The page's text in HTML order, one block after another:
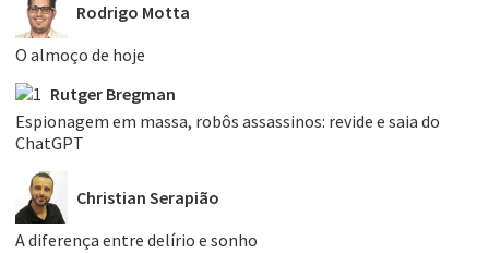
Rodrigo Motta
O almoço de hoje
Rutger Bregman
Espionagem em massa, robôs assassinos: revide e saia do
ChatGPT
Christian Serapião
A diferença entre delírio e sonho